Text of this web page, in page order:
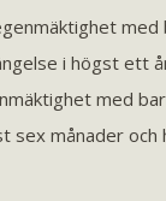
med
i högst ett
med
sex månader och